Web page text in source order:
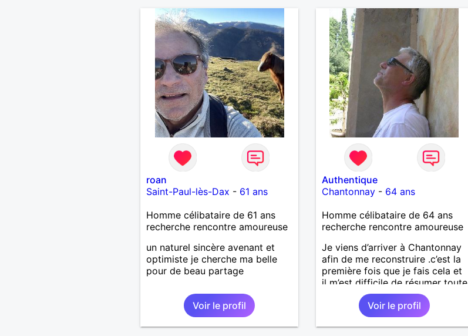
m’occupe en garde alternée.
J’aime à peu près tous les styles
de musique. (Oui je suis pas trop
fan de Jul). Je fais du sport
pour garder la forme et plutôt
agréable à regarder. (Enfin je le
pense en tout cas 😂)
roan
Saint-Paul-lès-Dax - 61 ans
Homme célibataire de 61 ans
recherche rencontre amoureuse
un naturel sincère avenant et
optimiste je cherche ma belle
pour de beau partage
Voir le profil
Authentique
Chantonnay- 64 ans
Homme célibataire de 64 ans
recherche rencontre amoureuse
Je viens d’arriver à Chantonnay
afin de me reconstruire .c’est la
première fois que je fais cela et
il m’est difficile de résumer toute
une vie.je suis à la retraite et
aujourd’hui c’est mon
anniversaire !J’aimerais
rencontrer quelqu’un qui partage
Voir le profil